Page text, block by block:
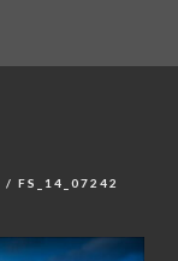
/ FS_14_07242